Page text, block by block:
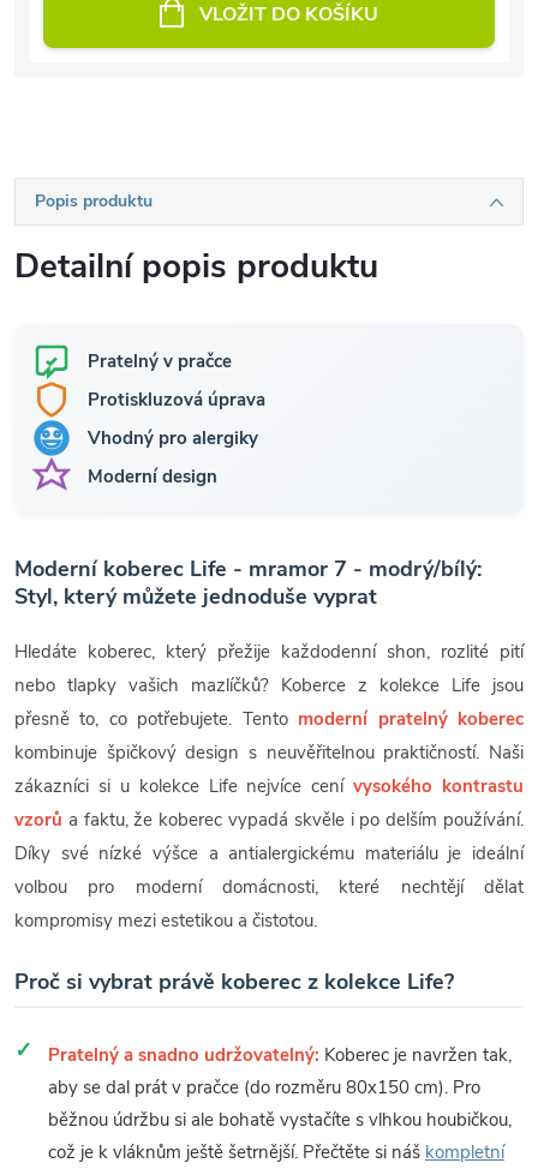
VLOŽIT DO KOŠÍKU
Popis produktu
Detailní popis produktu
Pratelný v pračce
Protiskluzová úprava
Vhodný pro alergiky
Moderní design
Moderní koberec Life - mramor 7 - modrý/bílý:
Styl, který můžete jednoduše vyprat
Hledáte koberec, který přežije každodenní shon, rozlité pití
nebo tlapky vašich mazlíčků? Koberce z kolekce Life jsou
přesně to, co potřebujete. Tento moderní pratelný koberec
kombinuje špičkový design s neuvěřitelnou praktičností. Naši
zákazníci si u kolekce Life nejvíce cenívysokého kontrastu
vzorů a faktu, že koberec vypadá skvěle i po delším používání.
Díky své nízké výšce a antialergickému materiálu je ideální
volbou pro moderní domácnosti, které nechtějí dělat
kompromisy mezi estetikou a čistotou.
Proč si vybrat právě koberec z kolekce Life?
Pratelný a snadno udržovatelný: Koberec je navržen tak,
aby se dal prát v pračce (do rozměru 80x150 cm). Pro
běžnou údržbu si ale bohatě vystačíte s vlhkou houbičkou,
což je k vláknům ještě šetrnější. Přečtěte si náš kompletní